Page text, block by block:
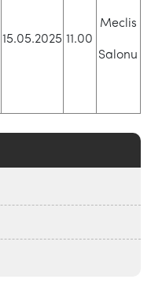
15.05.2025 11.00
Meclis
Salonu